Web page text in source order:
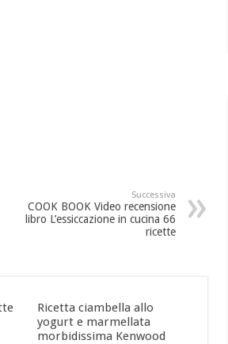
Successiva
COOK BOOK Video recensione
libro L’essiccazione in cucina 66
ricette
Ricetta ciambella allo
yogurt e marmellata
morbidissima Kenwood